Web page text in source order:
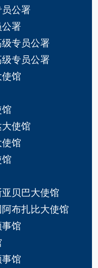
公署
署
专员公署
专员公署
馆
使馆
馆
贝巴大使馆
布扎比大使馆
馆
馆